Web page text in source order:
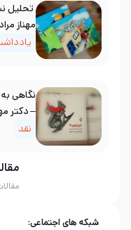
تحلیل
مهناز
– دکتر
نقد
شبکه های اجتماعی: